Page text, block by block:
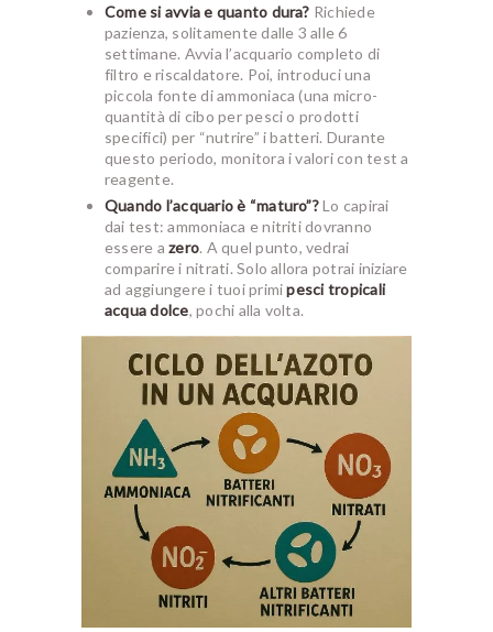
Come si avvia e quanto dura? Richiede
pazienza, solitamente dalle 3 alle 6
settimane. Avvia l’acquario completo di
filtro e riscaldatore. Poi, introduci una
piccola fonte di ammoniaca (una micro-
quantità di cibo per pesci o prodotti
specifici) per “nutrire” i batteri. Durante
questo periodo, monitora i valori con test a
reagente.
Quando l’acquario è “maturo”?Lo capirai
dai test: ammoniaca e nitriti dovranno
essere azero. A quel punto, vedrai
comparire i nitrati. Solo allora potrai iniziare
ad aggiungere i tuoi primipesci tropicali
acqua dolce, pochi alla volta.